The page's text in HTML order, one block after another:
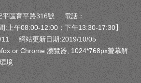
平區育平路316號 電話：
:上午08:00-12:00；下午13:30-17:30】
11 網站更新日期:2019/10/05
or Chrome 瀏覽器, 1024*768px螢幕解
境